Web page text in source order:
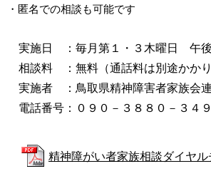
・匿名での相談も可能です
実施日 ：毎月第１・３木曜日 午後
相談料 ：無料（通話料は別途かかり
実施者 ：鳥取県精神障害者家族会
電話番号：０９０－３８８０－３４
精神障がい者家族相談ダイヤ